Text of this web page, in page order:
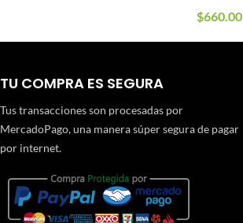
$660.00
TU COMPRA ES SEGURA
Tus transacciones son procesadas por
MercadoPago, una manera súper segura de pagar
por internet.